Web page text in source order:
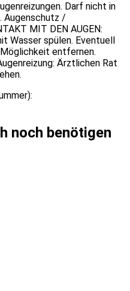
Darf nicht in
Augenschutz /
MIT DEN AUGEN:
Wasser spülen. Eventuell
entfernen.
Ärztlichen Rat
noch benötigen